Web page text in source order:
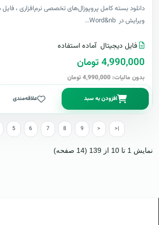
دانلود بسته کامل پروپوزال‌های تخصصی نرم‌افزاری ، فایل
ویرایش در Word&nb..
فایل دیجیتال آماده استفاده
4,990,000 تومان
بدون مالیات: 4,990,000 تومان
افزودن به سبد علاقه‌مندی
5 6 7 8 9 > >|
نمایش 1 تا 10 از 139 (14 صفحه)